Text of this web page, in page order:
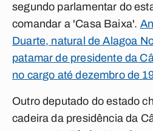
segundo parlamentar do
comandar a 'Casa Baixa'.
Duarte, natural de Alagoa
patamar de presidente da
no cargo até dezembro de
Outro deputado do estado
cadeira da presidência da